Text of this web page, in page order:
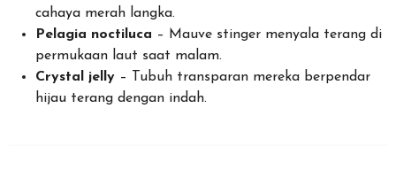
cahaya merah langka.
Pelagia noctiluca – Mauve stinger menyala terang di
permukaan laut saat malam.
Crystal jelly– Tubuh transparan mereka berpendar
hijau terang dengan indah.